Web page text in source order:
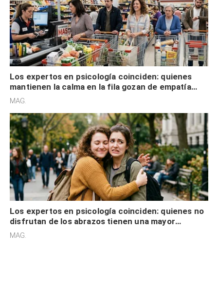
Los expertos en psicología coinciden: quienes
mantienen la calma en la fila gozan de empatía
cognitiva, gratitud y no solo tienen autocontrol
MAG.
Los expertos en psicología coinciden: quienes no
disfrutan de los abrazos tienen una mayor
sensibilidad a los estímulos físicos y no es por
MAG.